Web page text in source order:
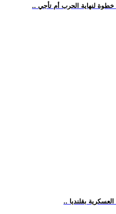
لنهاية الحرب أم تأجي
بقلنديا